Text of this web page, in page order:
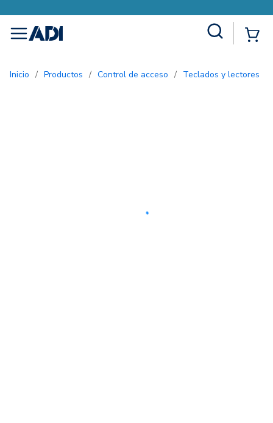
menu
Inicio / Productos / Control de acceso / Teclados y lectores